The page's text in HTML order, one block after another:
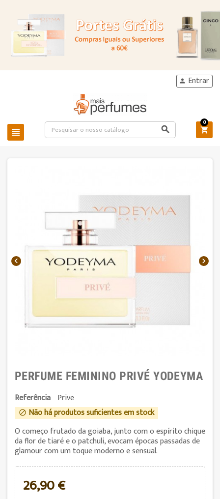
 
 Entrar

0
 
PERFUME FEMININO PRIVÉ YODEYMA
Referência Prive
 Não há produtos suficientes em stock
O começo frutado da goiaba, junto com o espírito chique
da flor de tiaré e o patchuli, evocam épocas passadas de
glamour com um toque moderno e sensual.
26,90 €